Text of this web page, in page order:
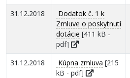
31.12.2018
Dodatok č. 1 k
Zmluve o poskytnutí
dotácie [411 kB -
pdf]
31.12.2018 Kúpna zmluva [215
kB - pdf]